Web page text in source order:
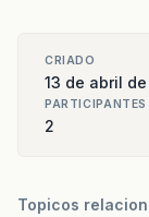
CRIADO
13 de abril de
PARTICIPANTES
2
Topicos